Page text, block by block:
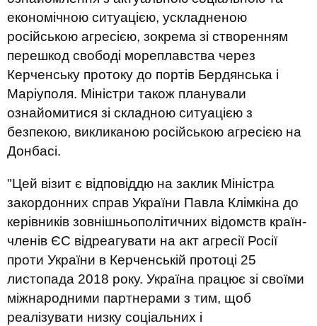
економічною ситуацією, ускладненою
російською агресією, зокрема зі створенням
перешкод свободі мореплавства через
Керченську протоку до портів Бердянська і
Маріуполя. Міністри також планували
ознайомитися зі складною ситуацією з
безпекою, викликаною російською агресією на
Донбасі.
"Цей візит є відповіддю на заклик Міністра
закордонних справ України Павла Клімкіна до
керівників зовнішньополітичних відомств країн-
членів ЄС відреагувати на акт агресії Росії
проти України в Керченській протоці 25
листопада 2018 року. Україна працює зі своїми
міжнародними партнерами з тим, щоб
реалізувати низку соціальних і